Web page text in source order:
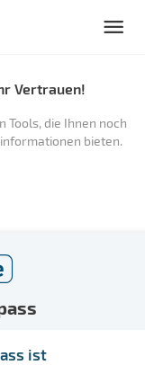
Vertrauen!
die Ihnen noch
bieten.
ist